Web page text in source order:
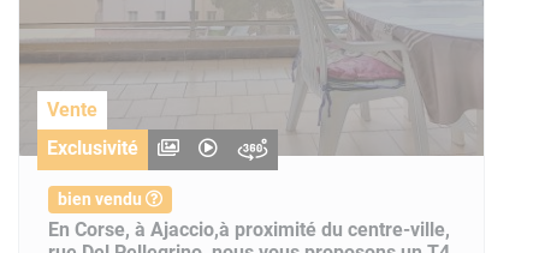
Vente
Exclusivité
bien vendu
En Corse, à Ajaccio,à proximité du centre-ville,